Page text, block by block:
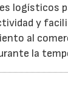
logísticos
y
al
la